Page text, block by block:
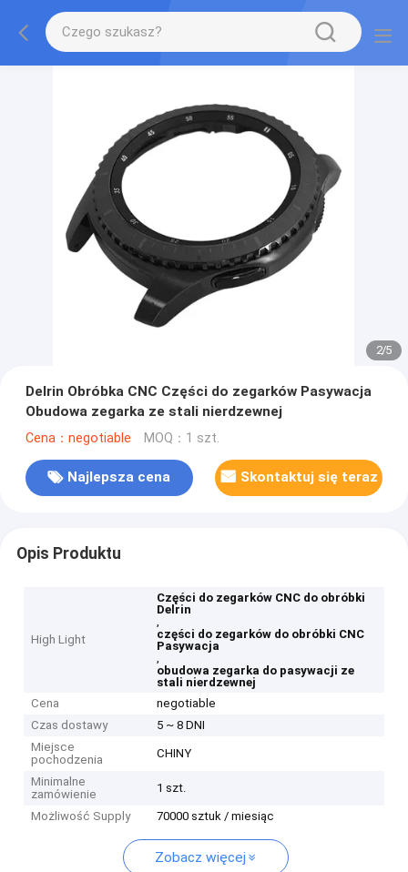
2/5
Delrin Obróbka CNC Części do zegarków Pasywacja
Obudowa zegarka ze stali nierdzewnej
Cena：negotiable MOQ：1 szt.
Najlepsza cena Skontaktuj się teraz
Opis Produktu
High Light
Części do zegarków CNC do obróbki
Delrin
,
części do zegarków do obróbki CNC
Pasywacja
,
obudowa zegarka do pasywacji ze
stali nierdzewnej
Cena
negotiable
Czas dostawy
5 ~ 8 DNI
Miejsce
pochodzenia
CHINY
Minimalne
zamówienie
1 szt.
Możliwość Supply 70000 sztuk / miesiąc
Zobacz więcej